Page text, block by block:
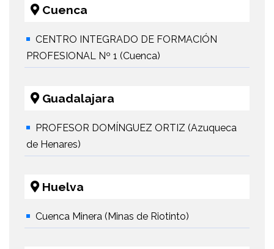
Cuenca
CENTRO INTEGRADO DE FORMACIÓN
PROFESIONAL Nº 1 (Cuenca)
Guadalajara
PROFESOR DOMÍNGUEZ ORTIZ (Azuqueca
de Henares)
Huelva
Cuenca Minera (Minas de Riotinto)